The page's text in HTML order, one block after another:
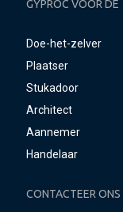
GYPROC VOOR DE
Doe-het-zelver
Plaatser
Stukadoor
Architect
Aannemer
Handelaar
CONTACTEER ONS